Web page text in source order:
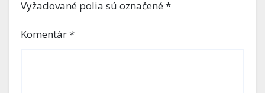
Vyžadované polia sú označené*
Komentár*